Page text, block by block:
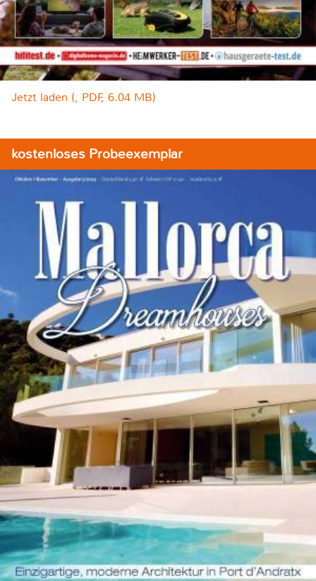
Jetzt laden (, PDF, 6.04 MB)
kostenloses Probeexemplar